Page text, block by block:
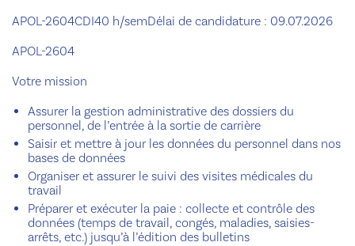
APOL-2604CDI40 h/semDélai de candidature : 09.07.2026
APOL-2604
Votre mission
Assurer la gestion administrative des dossiers du
personnel, de l’entrée à la sortie de carrière
Saisir et mettre à jour les données du personnel dans nos
bases de données
Organiser et assurer le suivi des visites médicales du
travail
Préparer et exécuter la paie : collecte et contrôle des
données (temps de travail, congés, maladies, saisies-
arrêts, etc.) jusqu’à l’édition des bulletins